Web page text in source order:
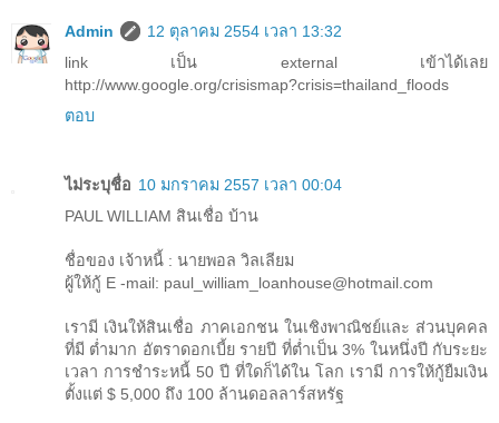
Admin
12 ตุลาคม 2554 เวลา 13:32
link เป็น external เข้าได้เลย
http://www.google.org/crisismap?crisis=thailand_floods
ตอบ
ไม่ระบุชื่อ 10 มกราคม 2557 เวลา 00:04
PAUL WILLIAM สินเชื่อ บ้าน
ชื่อของ เจ้าหนี้ : นายพอล วิลเลียม
ผู้ให้กู้ E -mail: paul_william_loanhouse@hotmail.com
เรามี เงินให้สินเชื่อ ภาคเอกชน ในเชิงพาณิชย์และ ส่วนบุคคล
ที่มี ต่ำมาก อัตราดอกเบี้ย รายปี ที่ต่ำเป็น 3% ในหนึ่งปี กับระยะ
เวลา การชำระหนี้ 50 ปี ที่ใดก็ได้ใน โลก เรามี การให้กู้ยืมเงิน
ตั้งแต่ $ 5,000 ถึง 100 ล้านดอลลาร์สหรัฐ